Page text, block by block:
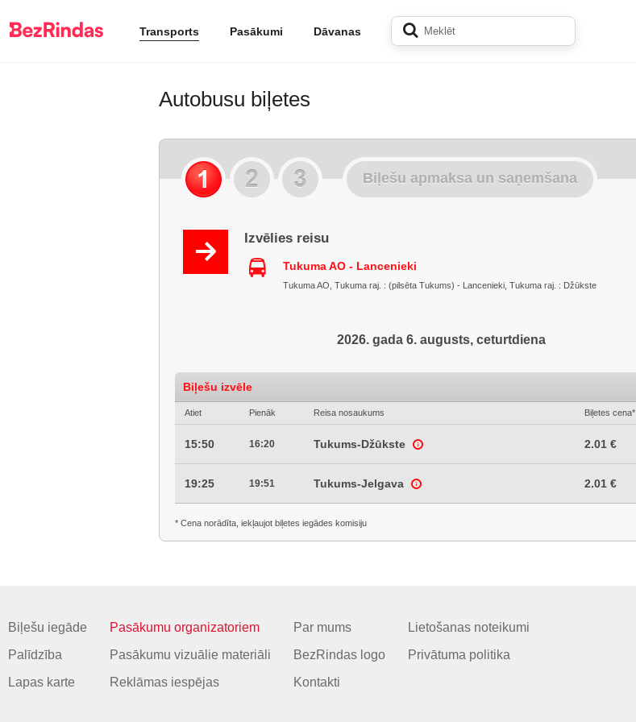
Transports Pasākumi Dāvanas
Autobusu biļetes
Biļešu apmaksa un saņemšana
Izvēlies reisu
Tukuma AO - Lancenieki
Tukuma AO, Tukuma raj. : (pilsēta Tukums) - Lancenieki, Tukuma raj. : Džūkste
2026. gada 6. augusts, ceturtdiena
Biļešu izvēle
Atiet Pienāk Reisa nosaukums Biļetes cena*
15:50 16:20 Tukums-Džūkste 2.01 €
19:25 19:51 Tukums-Jelgava 2.01 €
* Cena norādīta, iekļaujot biļetes iegādes komisiju
Biļešu iegāde
Palīdzība
Lapas karte
Pasākumu organizatoriem
Pasākumu vizuālie materiāli
Reklāmas iespējas
Par mums
BezRindas logo
Kontakti
Lietošanas noteikumi
Privātuma politika